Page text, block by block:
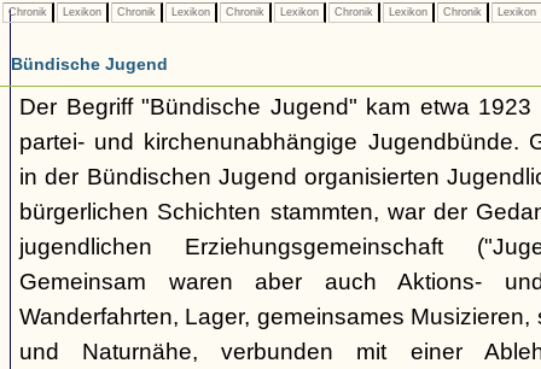
Chronik Lexikon Chronik Lexikon Chronik Lexikon Chronik Lexikon Chronik Lexikon
Bündische Jugend
Der Begriff "Bündische Jugend" kam etwa
partei- und kirchenunabhängige Jugendbünde.
in der Bündischen Jugend organisierten
bürgerlichen Schichten stammten, war der
jugendlichen Erziehungsgemeinschaft
Gemeinsam waren aber auch Aktions-
Wanderfahrten, Lager, gemeinsames
und Naturnähe, verbunden mit einer